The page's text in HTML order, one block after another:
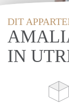
DIT
IN